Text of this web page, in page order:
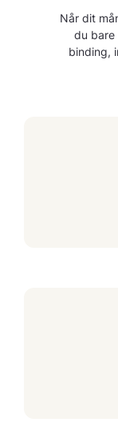
Når dit
du bare
binding,